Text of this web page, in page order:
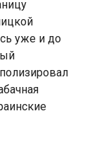
уже и до